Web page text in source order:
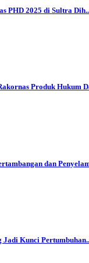
PHD 2025 di Sultra
Produk Hukum
dan
Kunci